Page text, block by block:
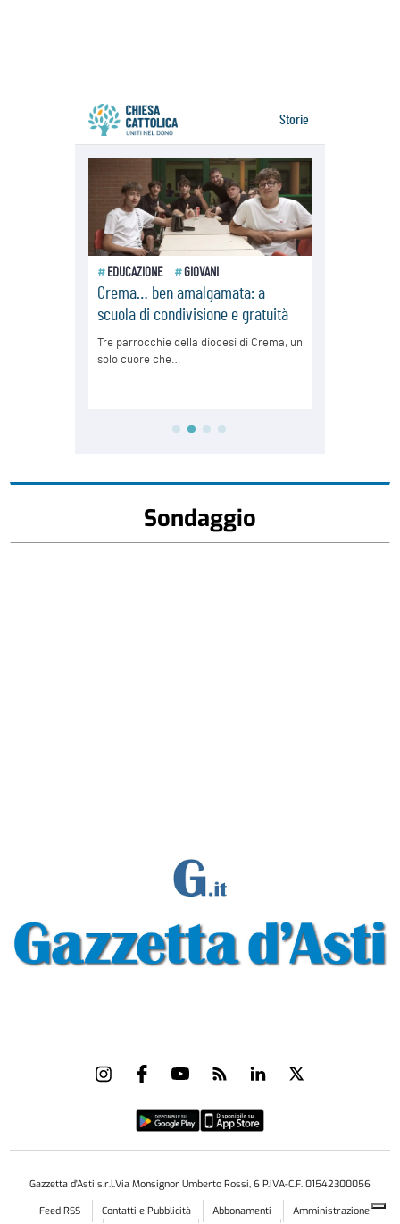
Sondaggio
Gazzetta d'Asti s.r.l.Via Monsignor Umberto Rossi, 6 P.IVA-C.F. 01542300056
Feed RSS
Contatti e Pubblicità Abbonamenti
Amministrazione